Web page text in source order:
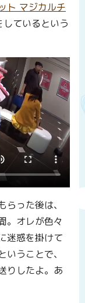
ト マジカルチ
ているという
った後は、
。オレが色々
迷惑を掛けて
うことで、
りしたよ。あ